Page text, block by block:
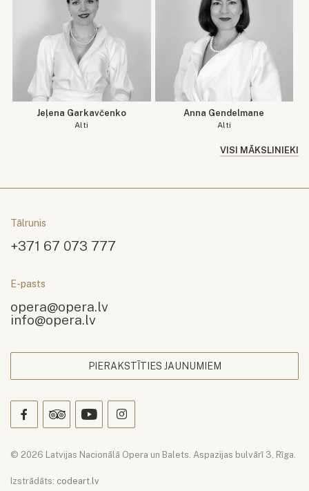
Jeļena Garkavčenko
Alti
Anna Gendelmane
Alti
VISI MĀKSLINIEKI
Tālrunis
+371 67 073 777
E-pasts
opera@opera.lv
info@opera.lv
PIERAKSTĪTIES JAUNUMIEM
© 2026 Latvijas Nacionālā Opera un Balets. Aspazijas bulvārī 3, Rīga.
Izstrādāts: codeart.lv